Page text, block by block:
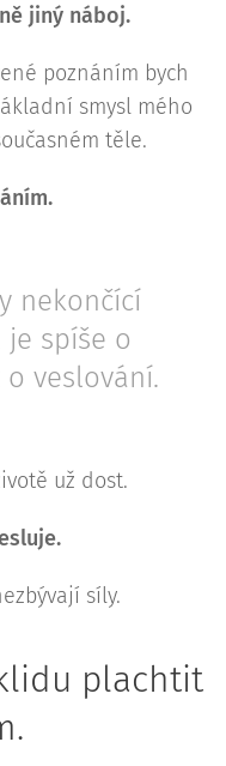
jiný náboj.
poznáním bych
smysl mého
těle.
nekončící
je spíše o
veslování.
už dost.
síly.
plachtit